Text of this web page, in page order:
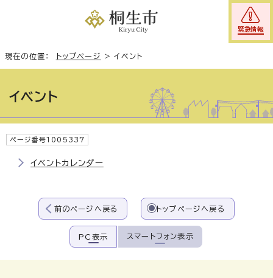
緊急情報
現在の位置： トップページ >イベント
イベント
ページ番号1005337
イベントカレンダー
前のページへ戻る トップページへ戻る
PC表示 スマートフォン表示